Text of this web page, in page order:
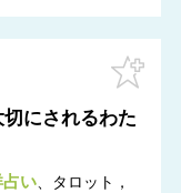
にされるわた
い
タロット，